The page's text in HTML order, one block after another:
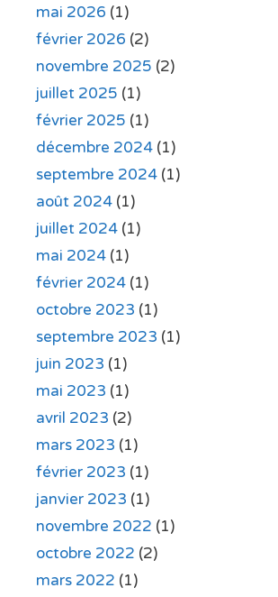
mai 2026 (1)
février 2026 (2)
novembre 2025 (2)
juillet 2025 (1)
février 2025 (1)
décembre 2024 (1)
septembre 2024 (1)
août 2024 (1)
juillet 2024 (1)
mai 2024 (1)
février 2024 (1)
octobre 2023 (1)
septembre 2023 (1)
juin 2023 (1)
mai 2023 (1)
avril 2023 (2)
mars 2023 (1)
février 2023 (1)
janvier 2023 (1)
novembre 2022 (1)
octobre 2022 (2)
mars 2022 (1)